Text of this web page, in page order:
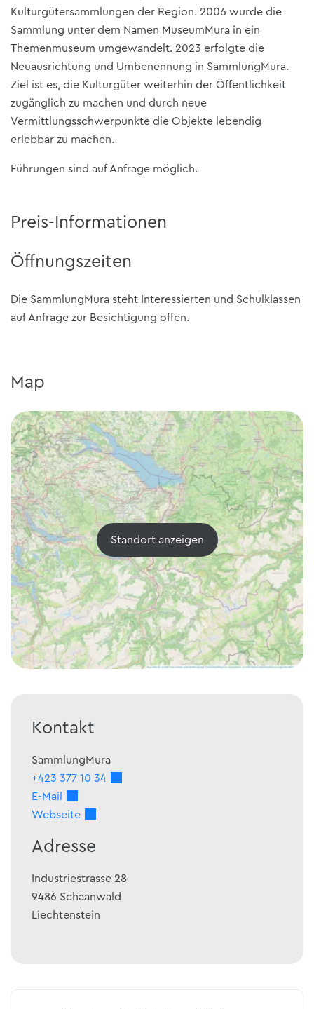
Kulturgütersammlungen der Region. 2006 wurde die
Sammlung unter dem Namen MuseumMura in ein
Themenmuseum umgewandelt. 2023 erfolgte die
Neuausrichtung und Umbenennung in SammlungMura.
Ziel ist es, die Kulturgüter weiterhin der Öffentlichkeit
zugänglich zu machen und durch neue
Vermittlungsschwerpunkte die Objekte lebendig
erlebbar zu machen.
Führungen sind auf Anfrage möglich.
Preis-Informationen
Öffnungszeiten
Die SammlungMura steht Interessierten und Schulklassen
auf Anfrage zur Besichtigung offen.
Map
Standort anzeigen
Kontakt
SammlungMura
+423 377 10 34
E-Mail
Webseite
Adresse
Industriestrasse 28
9486 Schaanwald
Liechtenstein